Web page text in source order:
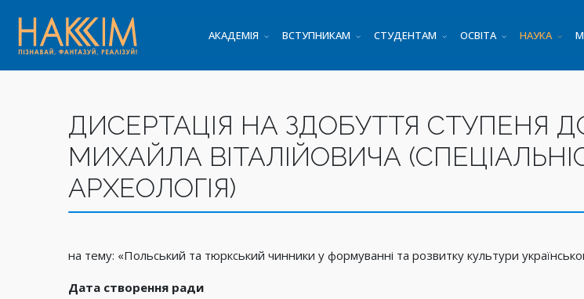
АКАДЕМІЯ ВСТУПНИКАМ СТУДЕНТАМ ОСВІТА НАУКА
ДИСЕРТАЦІЯ НА ЗДОБУТТЯ СТУПЕНЯ
МИХАЙЛА ВІТАЛІЙОВИЧА
АРХЕОЛОГІЯ)
на тему: «Польський та тюркський чинники у формуванні та розвитку культури
Дата створення ради